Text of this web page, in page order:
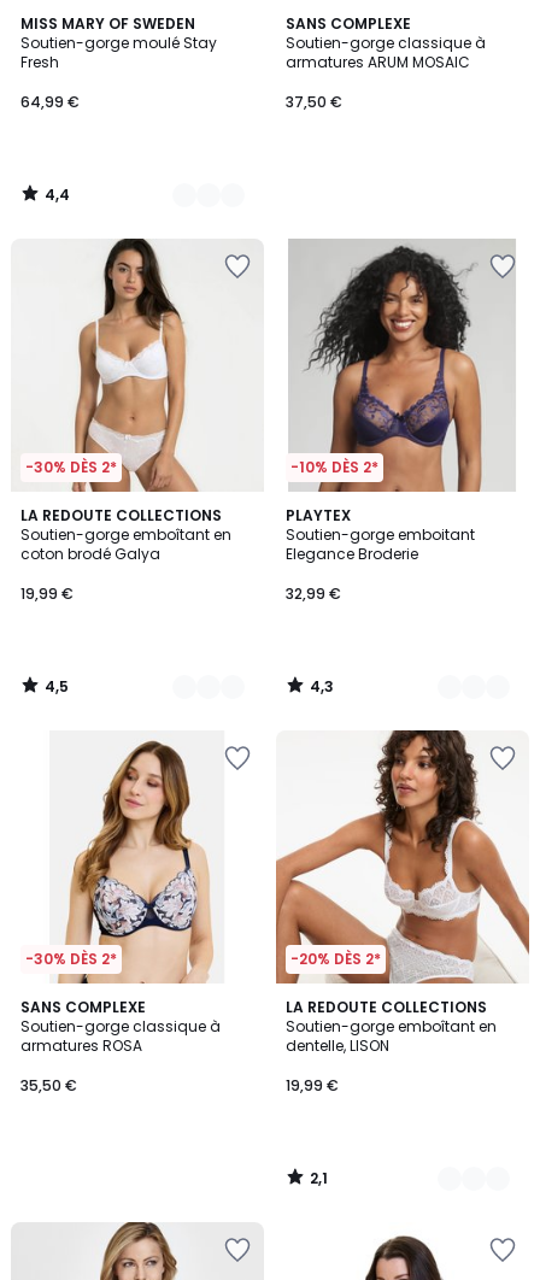
MISS MARY OF SWEDEN
Soutien-gorge moulé Stay
Fresh
64,99 €
4,4
/ 5
5
Couleurs
4,4
/
SANS COMPLEXE
Soutien-gorge classique à
armatures ARUM MOSAIC
37,50 €
-30% DÈS 2*
LA REDOUTE COLLECTIONS
Soutien-gorge emboîtant en
coton brodé Galya
19,99 €
4,5
/ 5
4
Couleurs
4,5
/
-10% DÈS 2*
PLAYTEX
Soutien-gorge emboitant
Elegance Broderie
32,99 €
4,3
/ 5
3
Couleurs
4,3
/
-30% DÈS 2*
SANS COMPLEXE
Soutien-gorge classique à
armatures ROSA
35,50 €
-20% DÈS 2*
LA REDOUTE COLLECTIONS
Soutien-gorge emboîtant en
dentelle, LISON
19,99 €
2,1
/
5
4
Couleurs
2,1
/